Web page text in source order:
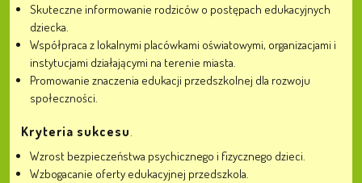
Skuteczne informowanie rodziców o postępach edukacyjnych
dziecka.
Współpraca z lokalnymi placówkami oświatowymi, organizacjami i
instytucjami działającymi na terenie miasta.
Promowanie znaczenia edukacji przedszkolnej dla rozwoju
społeczności.
Kryteria sukcesu.
Wzrost bezpieczeństwa psychicznego i fizycznego dzieci.
Wzbogacanie oferty edukacyjnej przedszkola.